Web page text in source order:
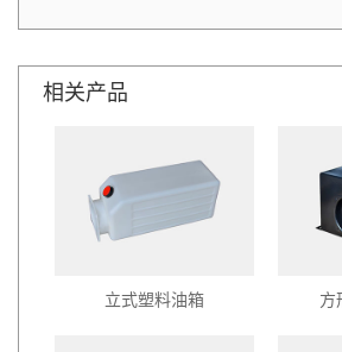
相关产品
立式塑料油箱 方